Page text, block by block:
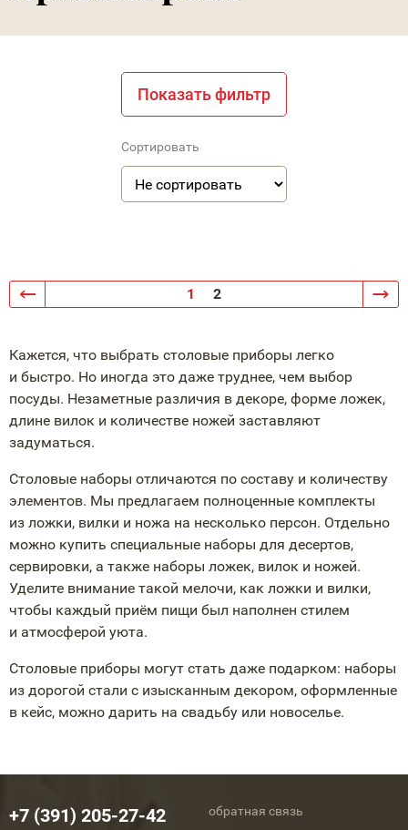
1 2
Кажется, что выбрать столовые приборы легко
и быстро. Но иногда это даже труднее, чем выбор
посуды. Незаметные различия в декоре, форме ложек,
длине вилок и количестве ножей заставляют
задуматься.
Столовые наборы отличаются по составу и количеству
элементов. Мы предлагаем полноценные комплекты
из ложки, вилки и ножа на несколько персон. Отдельно
можно купить специальные наборы для десертов,
сервировки, а также наборы ложек, вилок и ножей.
Уделите внимание такой мелочи, как ложки и вилки,
чтобы каждый приём пищи был наполнен стилем
и атмосферой уюта.
Столовые приборы могут стать даже подарком: наборы
из дорогой стали с изысканным декором, оформленные
в кейс, можно дарить на свадьбу или новоселье.
Показать фильтр
Сортировать
+7 (391) 205-27-42 обратная связь